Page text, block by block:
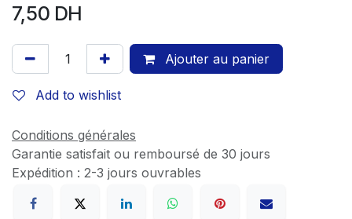
7,50 DH
Ajouter au panier
Add to wishlist
Conditions générales
Garantie satisfait ou remboursé de 30 jours
Expédition : 2-3 jours ouvrables